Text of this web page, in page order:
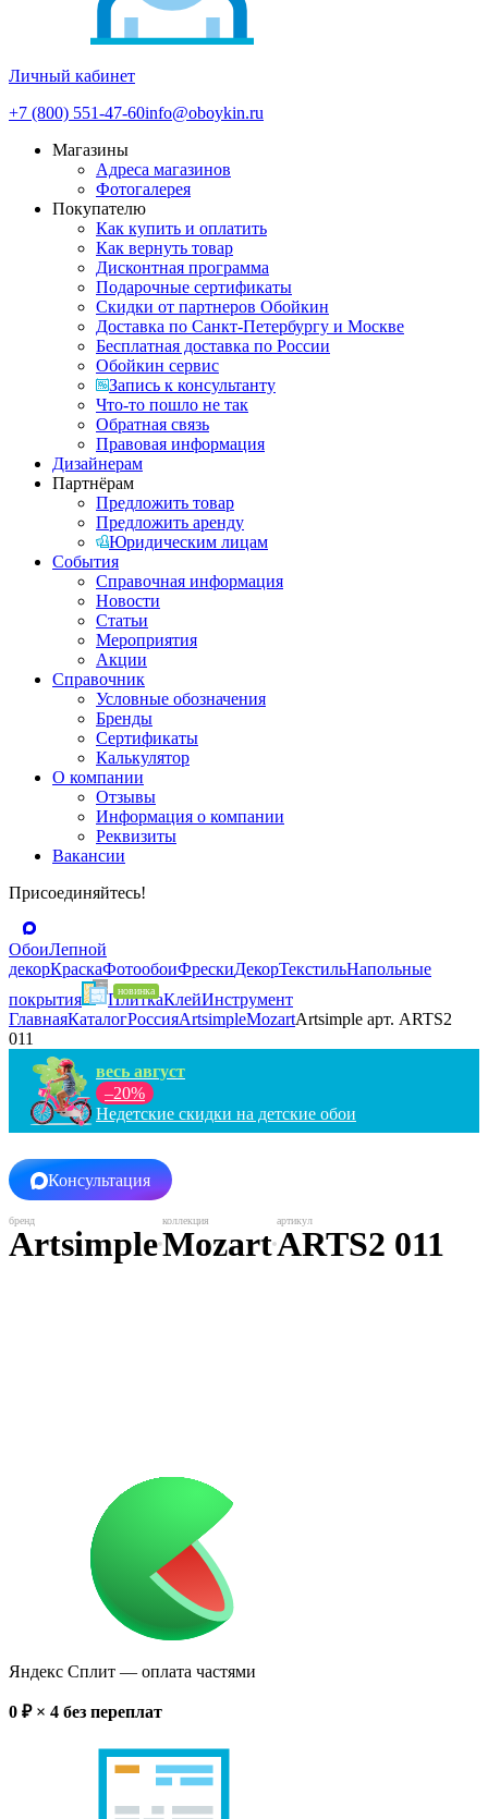
Личный кабинет
+7 (800) 551-47-60info@oboykin.ru
Магазины
Адреса магазинов
Фотогалерея
Покупателю
Как купить и оплатить
Как вернуть товар
Дисконтная программа
Подарочные сертификаты
Скидки от партнеров Обойкин
Доставка по Санкт-Петербургу и Москве
Бесплатная доставка по России
Обойкин сервис
Запись к консультанту
Что-то пошло не так
Обратная связь
Правовая информация
Дизайнерам
Партнёрам
Предложить товар
Предложить аренду
Юридическим лицам
События
Справочная информация
Новости
Статьи
Мероприятия
Акции
Справочник
Условные обозначения
Бренды
Сертификаты
Калькулятор
О компании
Отзывы
Информация о компании
Реквизиты
Вакансии
Присоединяйтесь!
ОбоиЛепной
декорКраскаФотообоиФрескиДекорТекстильНапольные
покрытия
ПлиткаКлейИнструмент
ГлавнаяКаталогРоссияArtsimpleMozartArtsimple арт. ARTS2
011
весь август
–20%
Недетские скидки на детские обои
Консультация
ArtsimpleMozartARTS2 011
Яндекс Сплит — оплата частями
0 ₽ × 4 без переплат